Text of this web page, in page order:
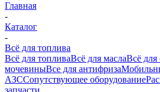
Главная
-
Каталог
-
Всё для топлива
Всё для топливаВсё для маслаВсё для
мочевиныВсе для антифриза
АЗССопутствующее оборудование
запчасти